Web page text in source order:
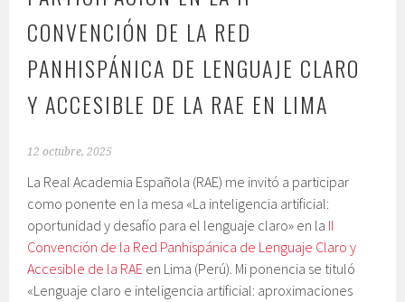
CONVENCIÓN DE LA RED
PANHISPÁNICA DE LENGUAJE CLARO
Y ACCESIBLE DE LA RAE EN LIMA
12 octubre, 2025
La Real Academia Española (RAE) me invitó a participar
como ponente en la mesa «La inteligencia artificial:
oportunidad y desafío para el lenguaje claro» en la II
Convención de la Red Panhispánica de Lenguaje Claro y
Accesible de la RAE en Lima (Perú). Mi ponencia se tituló
«Lenguaje claro e inteligencia artificial: aproximaciones